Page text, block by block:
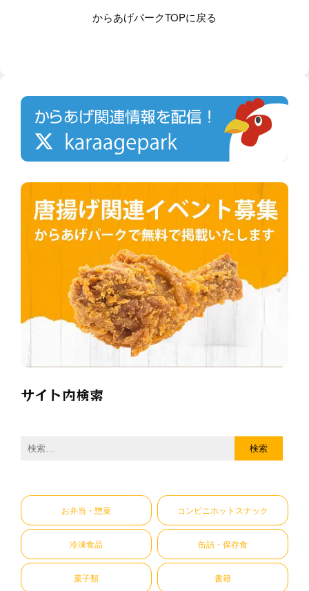
からあげパークTOPに戻る
サイト内検索
検
お弁当・惣菜 コンビニホットスナック
冷凍食品 缶詰・保存食
菓子類 書籍